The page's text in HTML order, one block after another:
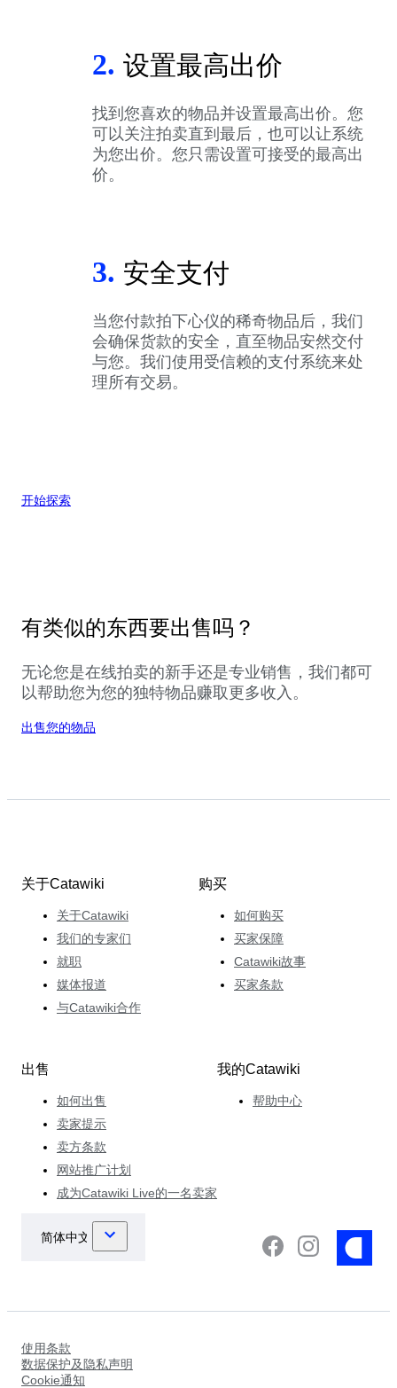
2. 设置最高出价
找到您喜欢的物品并设置最高出价。您
可以关注拍卖直到最后，也可以让系统
为您出价。您只需设置可接受的最高出
价。
3. 安全支付
当您付款拍下心仪的稀奇物品后，我们
会确保货款的安全，直至物品安然交付
与您。我们使用受信赖的支付系统来处
理所有交易。
开始探索
有类似的东西要出售吗？
无论您是在线拍卖的新手还是专业销售，我们都可
以帮助您为您的独特物品赚取更多收入。
出售您的物品
关于Catawiki
关于Catawiki
我们的专家们
就职
媒体报道
与Catawiki合作
购买
如何购买
买家保障
Catawiki故事
买家条款
出售
如何出售
卖家提示
卖方条款
网站推广计划
成为Catawiki Live的一名卖家
我的Catawiki
帮助中心
使用条款
数据保护及隐私声明
Cookie通知